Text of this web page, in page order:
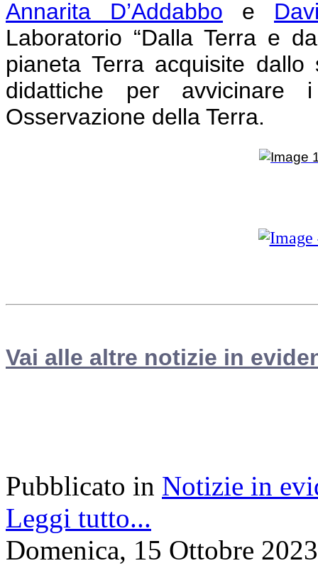
Annarita D’Addabbo e
Laboratorio “Dalla Terra e
pianeta Terra acquisite
didattiche per
Osservazione della Terra.
Vai alle altre notizie in
Pubblicato in Notizie in
Leggi tutto...
Domenica, 15 Ottobre